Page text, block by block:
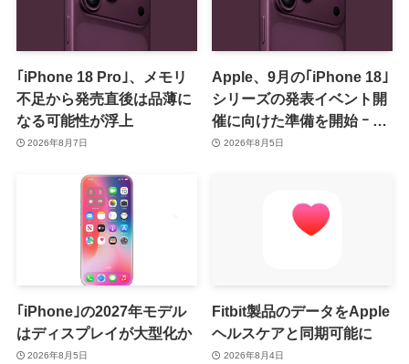
｢iPhone 18 Pro｣、メモリ
不足から発売直後は品薄に
なる可能性が浮上
2026年8月7日
Apple、9月の｢iPhone 18｣
シリーズの発表イベント開
催に向けた準備を開始 ｰ 9
月8日か9月9日に開催見込
2026年8月5日
｢iPhone｣の2027年モデル
はディスプレイが大型化か
2026年8月5日
Fitbit製品のデータをApple
ヘルスケアと同期可能に
2026年8月4日